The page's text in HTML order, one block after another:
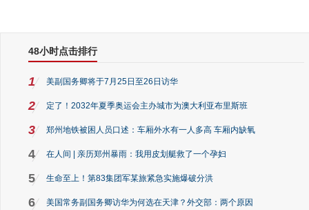
48小时点击排行
1 美副国务卿将于7月25日至26日访华
2 定了！2032年夏季奥运会主办城市为澳大利亚布里斯班
3 郑州地铁被困人员口述：车厢外水有一人多高 车厢内缺氧
4 在人间 | 亲历郑州暴雨：我用皮划艇救了一个孕妇
5 生命至上！第83集团军某旅紧急实施爆破分洪
6 美国常务副国务卿访华为何选在天津？外交部：两个原因